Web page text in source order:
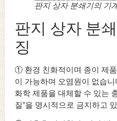
판지 상자 분쇄기의 기
판지 상자 분
징
① 환경 친화적이며 종이 제
이 가능하며 오염원이 없습
화학 제품을 대체할 수 있는
질"을 명시적으로 금지하고